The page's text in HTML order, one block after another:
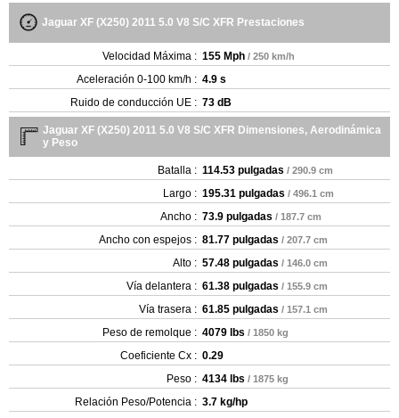
Jaguar XF (X250) 2011 5.0 V8 S/C XFR Prestaciones
Velocidad Máxima : 155 Mph / 250 km/h
Aceleración 0-100 km/h : 4.9 s
Ruido de conducción UE : 73 dB
Jaguar XF (X250) 2011 5.0 V8 S/C XFR Dimensiones, Aerodinámica
y Peso
Batalla : 114.53 pulgadas / 290.9 cm
Largo : 195.31 pulgadas / 496.1 cm
Ancho : 73.9 pulgadas / 187.7 cm
Ancho con espejos : 81.77 pulgadas / 207.7 cm
Alto : 57.48 pulgadas / 146.0 cm
Vía delantera : 61.38 pulgadas / 155.9 cm
Vía trasera : 61.85 pulgadas / 157.1 cm
Peso de remolque : 4079 lbs / 1850 kg
Coeficiente Cx : 0.29
Peso : 4134 lbs / 1875 kg
Relación Peso/Potencia : 3.7 kg/hp